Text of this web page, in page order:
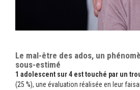
Le mal-être des ados, un
sous-estimé
1 adolescent sur 4 est touché par un
(25 %), une évaluation réalisée en leur